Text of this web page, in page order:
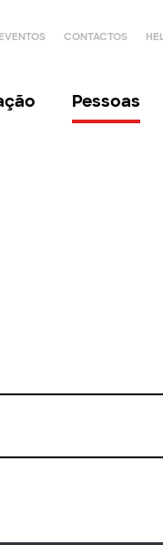
EVENTOS CONTACTOS
Pessoas